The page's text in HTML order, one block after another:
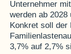
Unternehmer
werden ab
Konkret soll der
3,7% auf 2,7%